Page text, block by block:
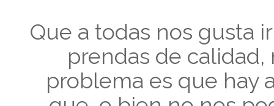
Que a todas nos gusta
prendas de
problema es que hay